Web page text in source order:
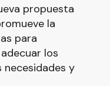
propuesta
la
para
los
necesidades y